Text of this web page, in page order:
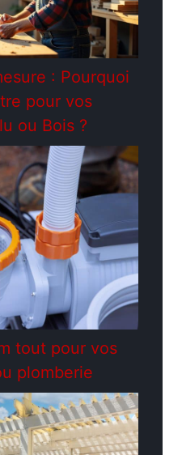
: Pourquoi
pour vos
ou Bois ?
tout pour vos
plomberie